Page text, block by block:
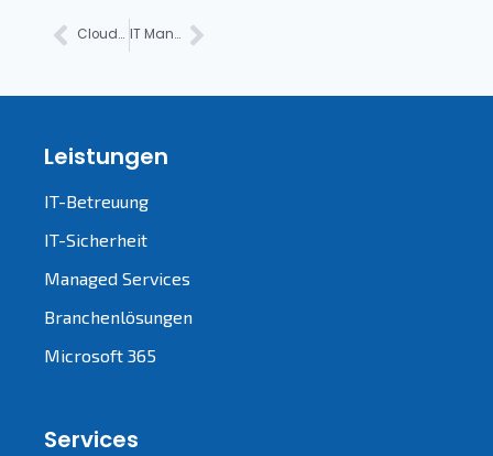
Cloud-Sicherheit für Unternehmen IT Management für Anwaltskanzleien
Leistungen
IT-Betreuung
IT-Sicherheit
Managed Services
Branchenlösungen
Microsoft 365
Services